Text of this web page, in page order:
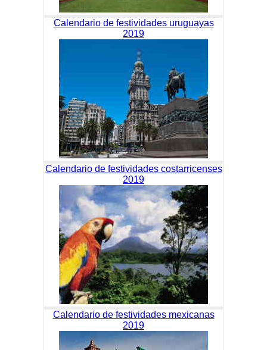
Calendario de festividades uruguayas
2019
Calendario de festividades costarricenses
2019
Calendario de festividades mexicanas
2019